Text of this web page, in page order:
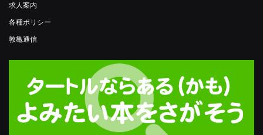
求人案内
各種ポリシー
敦亀通信